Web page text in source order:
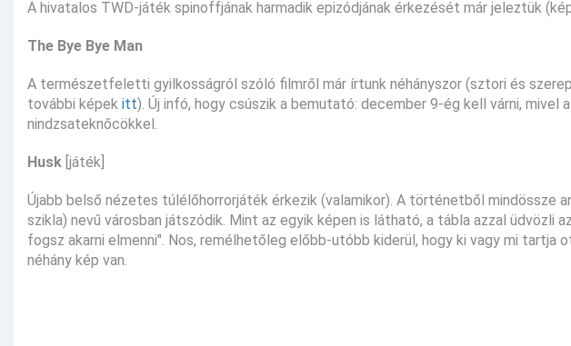
A hivatalos TWD-játék spinoffjának harmadik epizódjának érkezését már jeleztük
The Bye Bye Man
A természetfeletti gyilkosságról szóló filmről már írtunk néhányszor (sztori és
további képek itt). Új infó, hogy csúszik a bemutató: december 9-ég kell várni, mivel
nindzsateknőcökkel.
Husk [játék]
Újabb belső nézetes túlélőhorrorjáték érkezik (valamikor). A történetből mindössze
szikla) nevű városban játszódik. Mint az egyik képen is látható, a tábla azzal üdvözli
fogsz akarni elmenni". Nos, remélhetőleg előbb-utóbb kiderül, hogy ki vagy mi
néhány kép van.